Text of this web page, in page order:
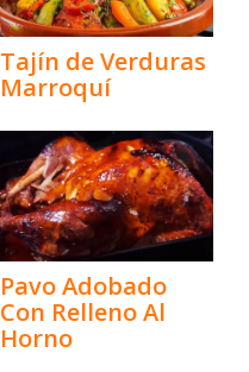
Tajín de Verduras
Marroquí
Pavo Adobado
Con Relleno Al
Horno